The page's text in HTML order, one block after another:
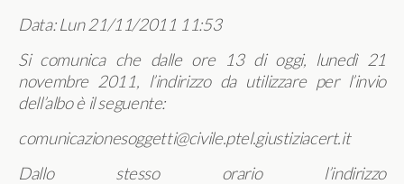
Data: Lun 21/11/2011 11:53
Si comunica che dalle ore 13 di oggi, lunedì 21
novembre 2011, l’indirizzo da utilizzare per l’invio
dell’albo è il seguente:
comunicazionesoggetti@civile.ptel.giustiziacert.it
Dallo stesso orario l’indirizzo